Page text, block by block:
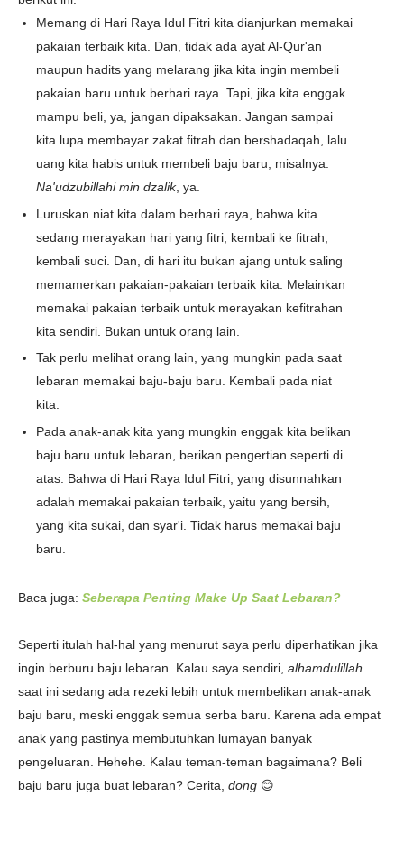
Memang di Hari Raya Idul Fitri kita dianjurkan memakai
pakaian terbaik kita. Dan, tidak ada ayat Al-Qur'an
maupun hadits yang melarang jika kita ingin membeli
pakaian baru untuk berhari raya. Tapi, jika kita enggak
mampu beli, ya, jangan dipaksakan. Jangan sampai
kita lupa membayar zakat fitrah dan bershadaqah, lalu
uang kita habis untuk membeli baju baru, misalnya.
Na'udzubillahi min dzalik, ya.
Luruskan niat kita dalam berhari raya, bahwa kita
sedang merayakan hari yang fitri, kembali ke fitrah,
kembali suci. Dan, di hari itu bukan ajang untuk saling
memamerkan pakaian-pakaian terbaik kita. Melainkan
memakai pakaian terbaik untuk merayakan kefitrahan
kita sendiri. Bukan untuk orang lain.
Tak perlu melihat orang lain, yang mungkin pada saat
lebaran memakai baju-baju baru. Kembali pada niat
kita.
Pada anak-anak kita yang mungkin enggak kita belikan
baju baru untuk lebaran, berikan pengertian seperti di
atas. Bahwa di Hari Raya Idul Fitri, yang disunnahkan
adalah memakai pakaian terbaik, yaitu yang bersih,
yang kita sukai, dan syar'i. Tidak harus memakai baju
baru.
Baca juga: Seberapa Penting Make Up Saat Lebaran?
Seperti itulah hal-hal yang menurut saya perlu diperhatikan jika
ingin berburu baju lebaran. Kalau saya sendiri, alhamdulillah
saat ini sedang ada rezeki lebih untuk membelikan anak-anak
baju baru, meski enggak semua serba baru. Karena ada empat
anak yang pastinya membutuhkan lumayan banyak
pengeluaran. Hehehe. Kalau teman-teman bagaimana? Beli
baju baru juga buat lebaran? Cerita, dong 😊